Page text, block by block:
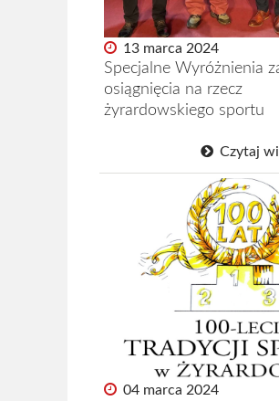
13 marca 2024
Specjalne Wyróżnienia
osiągnięcia na rzecz
żyrardowskiego sportu
Czytaj
04 marca 2024